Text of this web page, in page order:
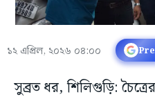
১২ এপ্রিল, ২০২৬ ০৪:০০
সুব্রত ধর, শিলিগুড়ি: